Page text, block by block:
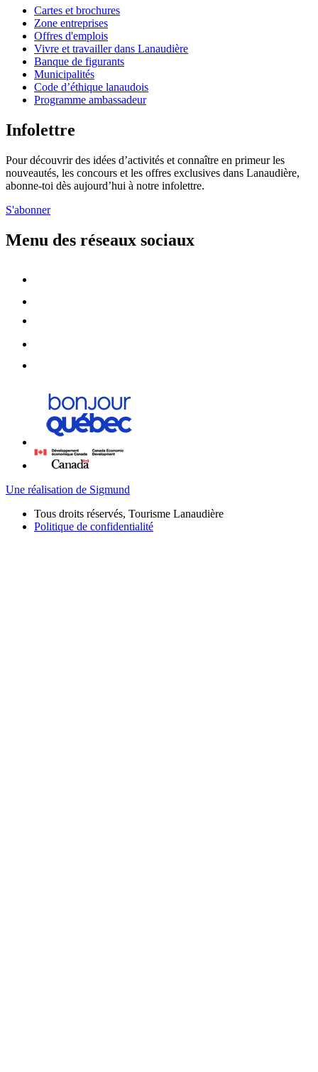
Cartes et brochures
Zone entreprises
Offres d'emplois
Vivre et travailler dans Lanaudière
Banque de figurants
Municipalités
Code d’éthique lanaudois
Programme ambassadeur
Infolettre
Pour découvrir des idées d’activités et connaître en primeur les
nouveautés, les concours et les offres exclusives dans Lanaudière,
abonne-toi dès aujourd’hui à notre infolettre.
S'abonner
Menu des réseaux sociaux
Une réalisation de Sigmund
Tous droits réservés, Tourisme Lanaudière
Politique de confidentialité